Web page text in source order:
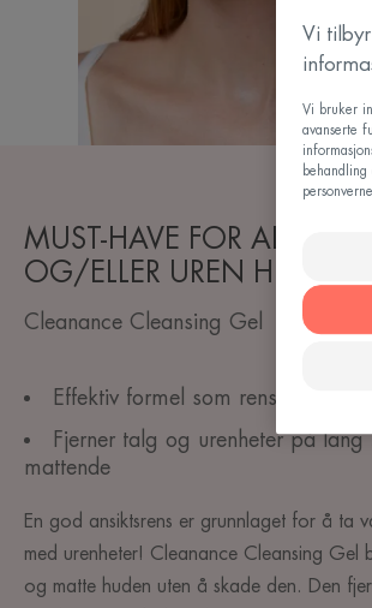
MUST-HAVE FOR ALLE MED
OG/ELLER UREN HUD
Cleanance Cleansing Gel
Effektiv formel som renser huden
Fjerner talg og urenheter på lang
mattende
En god ansiktsrens er grunnlaget for å ta
med urenheter! Cleanance Cleansing Gel
og matte huden uten å skade den. Den
Vi
Vi bruker
avanserte